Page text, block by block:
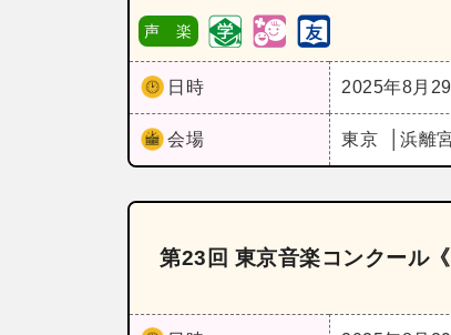
声 楽
日時 2025年8月29
会場 東京 浜離
第23回 東京音楽コンクール《